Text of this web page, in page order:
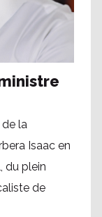
la
Isaac en
du plein
de